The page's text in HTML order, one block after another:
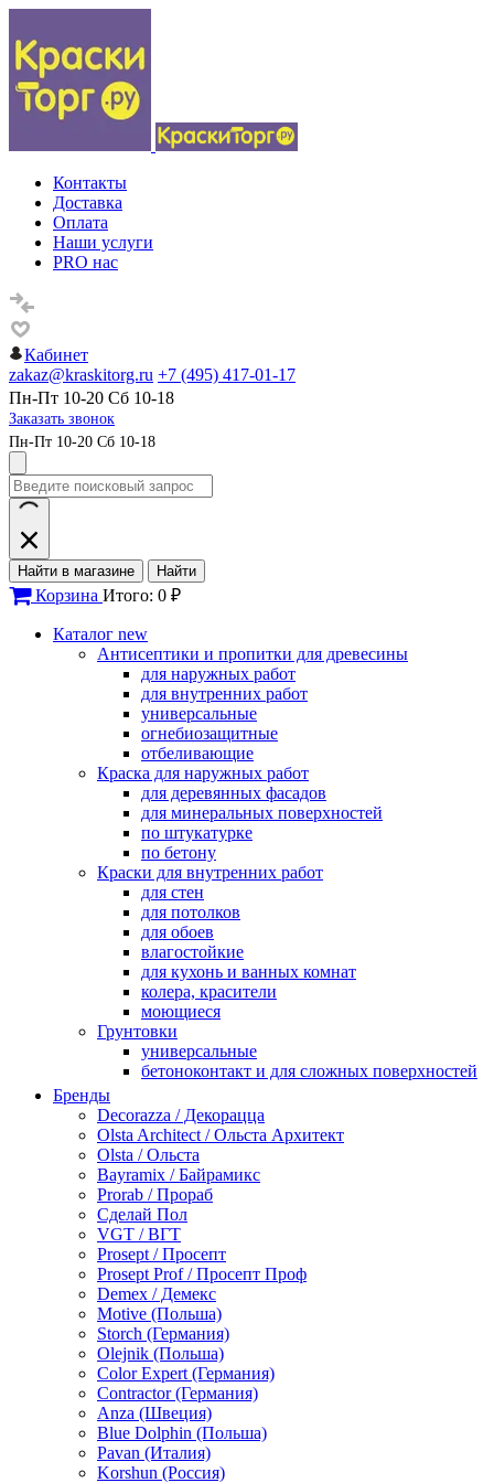
Контакты
Доставка
Оплата
Наши услуги
PRO нас
Кабинет
zakaz@kraskitorg.ru +7 (495) 417-01-17
Пн-Пт 10-20 Сб 10-18
Заказать звонок
Пн-Пт 10-20 Сб 10-18
Найти в магазине Найти
Корзина Итого: 0 ₽
Каталог new
Антисептики и пропитки для древесины
для наружных работ
для внутренних работ
универсальные
огнебиозащитные
отбеливающие
Краска для наружных работ
для деревянных фасадов
для минеральных поверхностей
по штукатурке
по бетону
Краски для внутренних работ
для стен
для потолков
для обоев
влагостойкие
для кухонь и ванных комнат
колера, красители
моющиеся
Грунтовки
универсальные
бетоноконтакт и для сложных поверхностей
по металлу
антикорозийные
под декоративные штукатурки
для гипсокартона
под штукатурку
Герметик
акриловые
силиконовые универсальные, нейтральные
силиконовые санитарные (антигрибковые)
шовные для срубов
для кровли
для каминов
полиуретановые
Декоративные штукатурки и краски
краски для декора, патина
мокрый шелк
венецианские (эффект мрамора)
песок (эффект песчаных вихрей)
декоративная шпаклевка
Бренды
Decorazza / Декорацца
Olsta Architect / Ольста Архитект
Olsta / Ольста
Bayramix / Байрамикс
Prorab / Прораб
Сделай Пол
VGT / ВГТ
Prosept / Просепт
Prosept Prof / Просепт Проф
Demex / Демекс
Motive (Польша)
Storch (Германия)
Olejnik (Польша)
Color Expert (Германия)
Contractor (Германия)
Anza (Швеция)
Blue Dolphin (Польша)
Pavan (Италия)
Korshun (Россия)